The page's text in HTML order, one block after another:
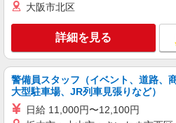
キープ
正社員
ワイモバイルイオンモール座間店
【店長職】ワイモ
タッフ
大阪市北区
詳細を見る
警備員スタッフ（イベント、道路、
大型駐車場、JR列車見張りなど）
日給 11,000円〜12,100円